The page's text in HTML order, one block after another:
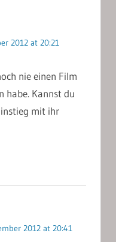
2012 at 20:21
nie einen Film
habe. Kannst du
mit ihr
2012 at 20:41